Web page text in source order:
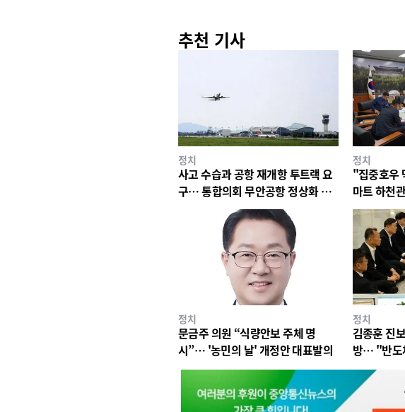
추천 기사
정치
사고 수습과 공항 재개항 투트랙 요
구… 통합의회 무안공항 정상화 압
정치
"집중호우
마트 하천
수.
정치
문금주 의원 “식량안보 주체 명
시”… '농민의 날' 개정안 대표발의
정치
김종훈 진
방… "반도
권 지켜야"